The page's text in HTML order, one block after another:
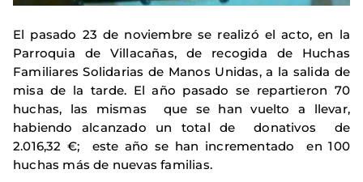
El pasado 23 de noviembre se realizó el acto, en la
Parroquia de Villacañas, de recogida de Huchas
Familiares Solidarias de Manos Unidas, a la salida de
misa de la tarde. El año pasado se repartieron 70
huchas, las mismas que se han vuelto a llevar,
habiendo alcanzado un total de donativos de
2.016,32 €; este año se han incrementado en 100
huchas más de nuevas familias.